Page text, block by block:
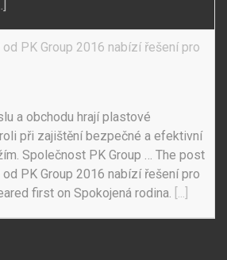
PK Group 2016 nabízí řešení pro
a obchodu hrají plastové
při zajištění bezpečné a efektivní
Společnost PK Group … The post
PK Group 2016 nabízí řešení pro
first on Spokojená rodina. [...]